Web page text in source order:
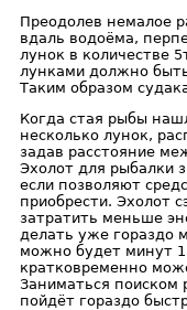
Преодолев немалое
вдаль водоёма,
лунок в количестве
лунками должно
Таким образом
Когда стая рыбы
несколько лунок,
задав расстояние
Эхолот для рыбалки
если позволяют
приобрести. Эхолот
затратить меньше
делать уже гораздо
можно будет минут
кратковременно
Заниматься
пойдёт гораздо